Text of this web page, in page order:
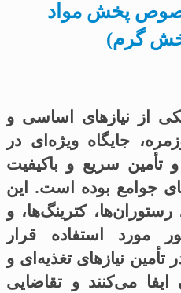
پخش مواد
گرم)
از نیازهای اساسی و
جایگاه ویژه‌ای در
تأمین سریع و باکیفیت
جوامع بوده است. این
کترینگ‌ها، و
مورد استفاده قرار
نیازهای تغذیه‌ای و
می‌کنند و تقاضایی